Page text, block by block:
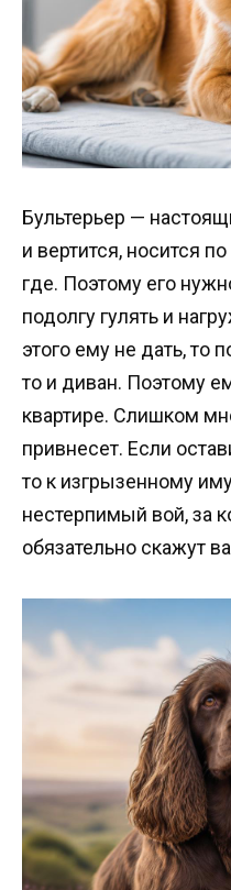
Бультерьер —
и вертится, носится
где. Поэтому его
подолгу гулять и
этого ему не дать, то
то и диван. Поэтому
квартире. Слишком
привнесет. Если
то к изгрызенному
нестерпимый вой, за
обязательно скажут